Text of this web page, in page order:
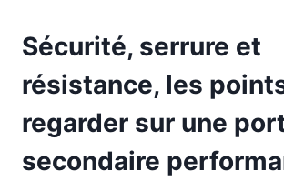
Sécurité, serrure et
résistance, les
regarder sur une
secondaire